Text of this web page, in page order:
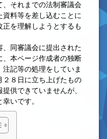
、それまでの法制審議会
料等を差し込むことに
を理解しようとするも
同審議会に提出された
、本ページ作成者の独断
記等の処理をしていま
８日に立ち上げたもの
供できていませんが、
いです。